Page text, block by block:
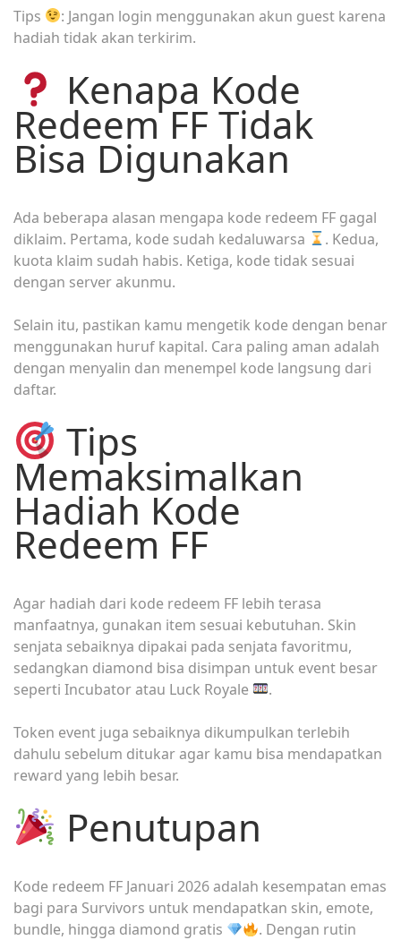
Tips
: Jangan login menggunakan akun guest karena
hadiah tidak akan terkirim.
Kenapa Kode
Redeem FF Tidak
Bisa Digunakan
Ada beberapa alasan mengapa kode redeem FF gagal
diklaim. Pertama, kode sudah kedaluwarsa
. Kedua,
kuota klaim sudah habis. Ketiga, kode tidak sesuai
dengan server akunmu.
Selain itu, pastikan kamu mengetik kode dengan benar
menggunakan huruf kapital. Cara paling aman adalah
dengan menyalin dan menempel kode langsung dari
daftar.
Tips
Memaksimalkan
Hadiah Kode
Redeem FF
Agar hadiah dari kode redeem FF lebih terasa
manfaatnya, gunakan item sesuai kebutuhan. Skin
senjata sebaiknya dipakai pada senjata favoritmu,
sedangkan diamond bisa disimpan untuk event besar
seperti Incubator atau Luck Royale
.
Token event juga sebaiknya dikumpulkan terlebih
dahulu sebelum ditukar agar kamu bisa mendapatkan
reward yang lebih besar.
Penutupan
Kode redeem FF Januari 2026 adalah kesempatan emas
bagi para Survivors untuk mendapatkan skin, emote,
bundle, hingga diamond gratis
. Dengan rutin